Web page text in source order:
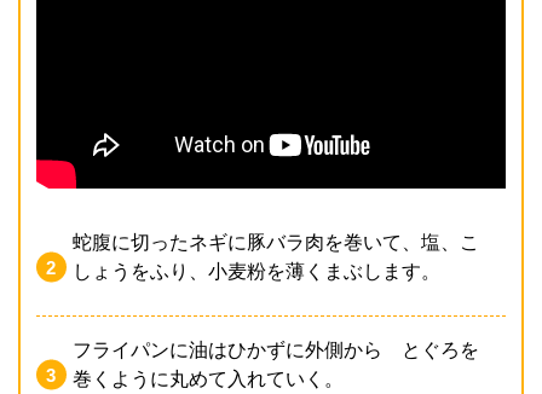
蛇腹に切ったネギに豚バラ肉を巻いて、塩、こ
しょうをふり、小麦粉を薄くまぶします。
フライパンに油はひかずに外側から とぐろを
巻くように丸めて入れていく。